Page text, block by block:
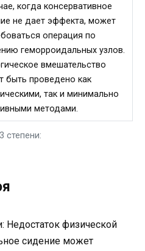
степени:
когда консервативное
не дает эффекта, может
операция по
геморроидальных узлов.
вмешательство
быть проведено как
так и минимально
методами.
Недостаток физической
сидение может